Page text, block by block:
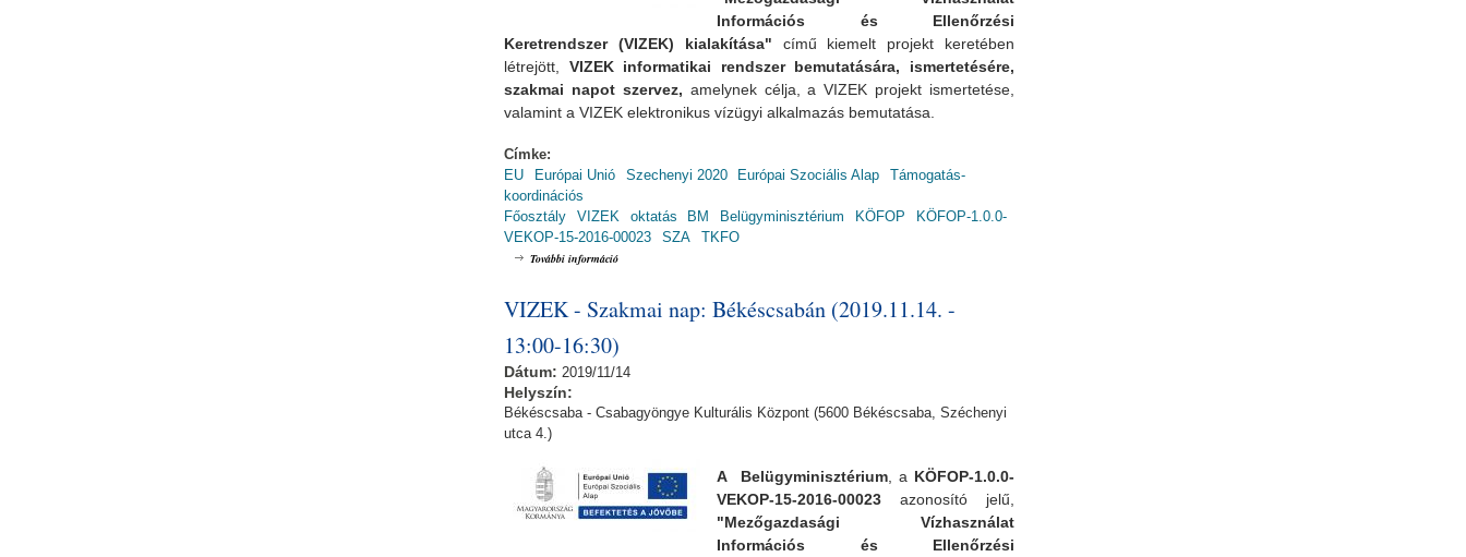
Információs és Ellenőrzési
Keretrendszer (VIZEK) kialakítása" című kiemelt projekt keretében
létrejött, VIZEK informatikai rendszer bemutatására, ismertetésére,
szakmai napot szervez, amelynek célja, a VIZEK projekt ismertetése,
valamint a VIZEK elektronikus vízügyi alkalmazás bemutatása.
Címke:
EU
Európai Unió Szechenyi 2020 Európai Szociális Alap
Támogatás-
koordinációs
Főosztály
VIZEK oktatás BM Belügyminisztérium KÖFOP
KÖFOP-1.0.0-
VEKOP-15-2016-00023
SZA TKFO
További információ
VIZEK - Szakmai nap: Békéscsabán (2019.11.14. -
13:00-16:30)
Dátum: 2019/11/14
Helyszín:
Békéscsaba - Csabagyöngye Kulturális Központ (5600 Békéscsaba, Széchenyi
utca 4.)
A Belügyminisztérium , a KÖFOP-1.0.0-
VEKOP-15-2016-00023 azonosító jelű,
"Mezőgazdasági Vízhasználat
Információs és Ellenőrzési